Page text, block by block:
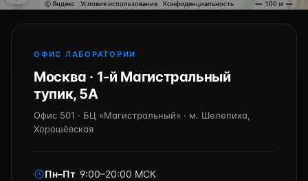
ОФИС ЛАБОРАТОРИИ
Москва · 1-й Магистральный
тупик, 5А
Офис 501 · БЦ «Магистральный» · м. Шелепиха,
Хорошёвская
Пн–Пт 9:00–20:00 МСК